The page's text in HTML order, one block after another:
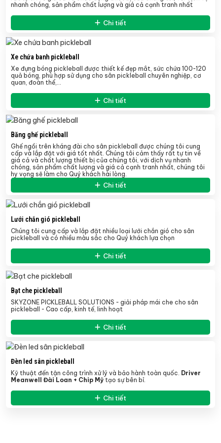
nhanh chóng, sản phẩm chất lượng và giá cả cạnh tranh nhất
Chi tiết
Xe chứa banh pickleball
Xe đựng bóng pickleball
được thiết kế đẹp mắt, sức chứa 100-120
quả bóng, phù hợp sử dụng cho sân pickleball chuyên nghiệp, cơ
quan, đoàn thể,…
Chi tiết
Băng ghế pickleball
Ghế ngồi trên kháng đài cho sân pickleball được chúng tôi cung
cấp và lắp đặt với giá tốt nhất. Chúng tôi cảm thấy rất tự tin về
giá cả và chất lượng thiết bị của chúng tôi, với dịch vụ nhanh
chóng, sản phẩm chất lượng và giá cả cạnh tranh nhất, chúng tôi
hy vọng sẽ làm cho Quý khách hài lòng.
Chi tiết
Lưới chắn gió pickleball
Chúng tôi cung cấp và lắp đặt nhiều loại lưới chắn gió cho sân
pickleball và có nhiều màu sắc cho Quý khách lựa chọn
Chi tiết
Bạt che pickleball
SKYZONE PICKLEBALL SOLUTIONS - giải pháp mái che cho sân
pickleball - Cao cấp, kinh tế, linh hoạt
Chi tiết
Đèn led sân pickleball
Kỹ thuật đến tận công trình xử lý và bảo hành toàn quốc. Driver
Meanwell Đài Loan + Chip Mỹ tạo sự bên bỉ.
Chi tiết